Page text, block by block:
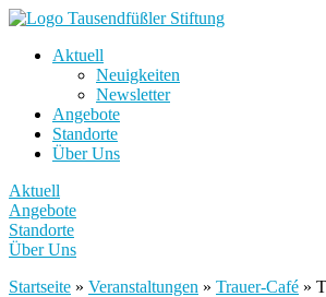
Aktuell
Neuigkeiten
Newsletter
Angebote
Standorte
Über Uns
Aktuell
Angebote
Standorte
Über Uns
Startseite » Veranstaltungen » Trauer-Café »